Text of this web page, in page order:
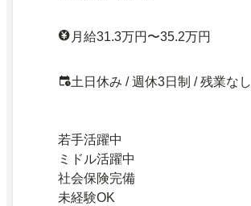
月給31.3万円〜35.2万円
土日休み / 週休3日制 / 残業なし
若手活躍中
ミドル活躍中
社会保険完備
未経験OK